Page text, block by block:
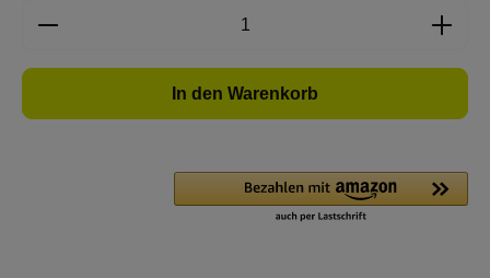
Produkt Anzahl: Gib den gewünschten
In den Warenkorb